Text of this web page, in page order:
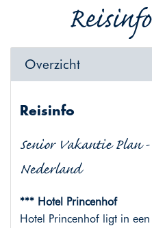
Overzicht
Reisinfo
Senior Vakantie Plan -
Nederland
*** Hotel Princenhof
Hotel Princenhof ligt in